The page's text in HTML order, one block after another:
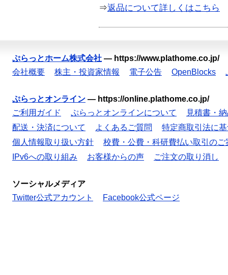
⇒返品について詳しくはこちら
ぷらっとホーム株式会社 — https://www.plathome.co.jp/
会社概要
株主・投資家情報 電子公告 OpenBlocks
ぷらっとオンライン — https://online.plathome.co.jp/
ご利用ガイド
ぷらっとオンラインについて
見積書・
配送・決済について
よくあるご質問
特定商取引法に
個人情報取り扱い方針
校費・公費・科研費払い取引のご
IPv6への取り組み
お客様からの声 ご注文の取り消し
ソーシャルメディア
Twitter公式アカウント
Facebook公式ページ